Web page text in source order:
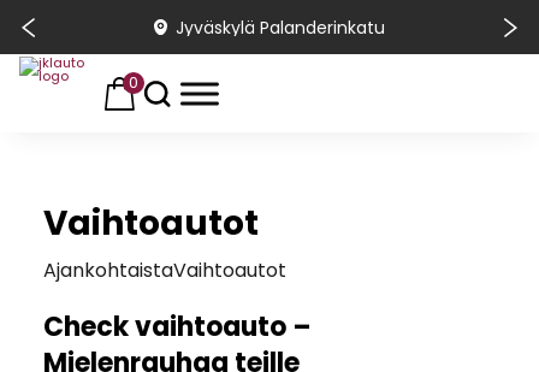
Jyväskylä Palanderinkatu
0
Vaihtoautot
AjankohtaistaVaihtoautot
Check vaihtoauto –
Mielenrauhaa teille